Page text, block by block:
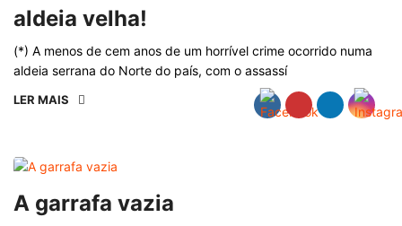
aldeia velha!
(*) A menos de cem anos de um horrível crime ocorrido numa
aldeia serrana do Norte do país, com o assassí
LER MAIS
A garrafa vazia